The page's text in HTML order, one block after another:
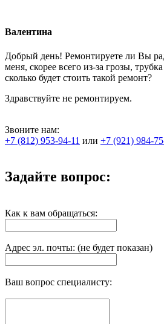
Валентина
Добрый день! Ремонтируете ли Вы
меня, скорее всего из-за грозы,
сколько будет стоить такой ремонт?
Здравствуйте не ремонтируем.
Звоните нам:
+7 (812) 953-94-11 или +7 (921) 984-
Задайте вопрос:
Как к вам обращаться:
Адрес эл. почты: (не будет показан)
Ваш вопрос специалисту: